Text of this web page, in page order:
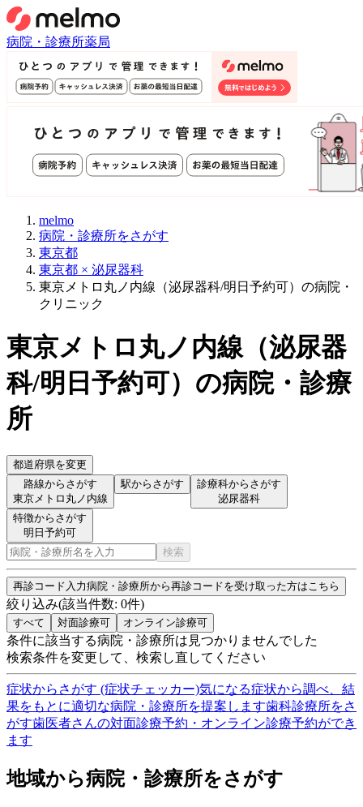
病院・診療所薬局
melmo
病院・診療所をさがす
東京都
東京都 × 泌尿器科
東京メトロ丸ノ内線（泌尿器科/明日予約可）の病院・
クリニック
東京メトロ丸ノ内線（泌尿器
科/明日予約可） の病院・診療
所
都道府県を変更
路線からさがす
東京メトロ丸ノ内線
駅からさがす
診療科からさがす
泌尿器科
特徴からさがす
明日予約可
検索
再診コード入力病院・診療所から再診コードを受け取った方はこちら
絞り込み(該当件数: 0件)
すべて 対面診療可 オンライン診療可
条件に該当する病院・診療所は見つかりませんでした
検索条件を変更して、検索し直してください
症状からさがす (症状チェッカー)気になる症状から調べ、結
果をもとに適切な病院・診療所を提案します歯科診療所をさ
がす歯医者さんの対面診療予約・オンライン診療予約ができ
ます
地域から病院・診療所をさがす